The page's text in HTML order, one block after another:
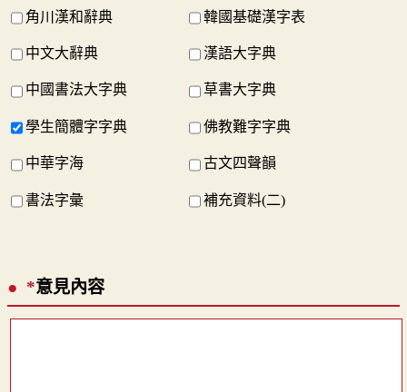
角川漢和辭典 韓國基礎漢字表
中文大辭典 漢語大字典
中國書法大字典 草書大字典
學生簡體字字典 佛教難字字典
中華字海 古文四聲韻
書法字彙 補充資料(二)
*意見內容